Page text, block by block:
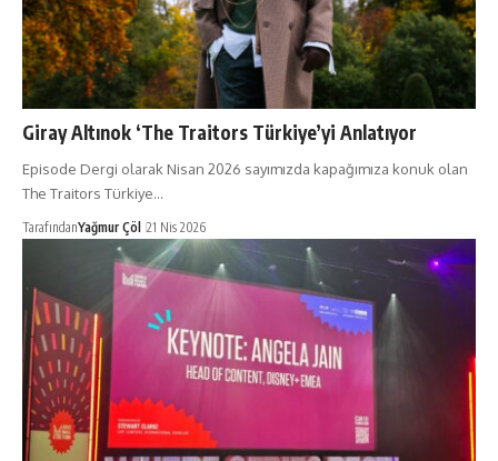
Giray Altınok ‘The Traitors Türkiye’yi Anlatıyor
Episode Dergi olarak Nisan 2026 sayımızda kapağımıza konuk olan
The Traitors Türkiye…
TarafındanYağmur Çöl 21 Nis 2026